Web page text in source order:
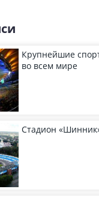
Крупнейшие
во всем мире
Стадион